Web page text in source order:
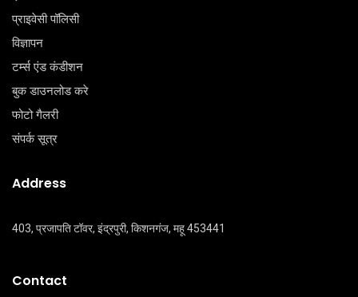
प्राइवेसी पॉलिसी
विज्ञापन
टर्म्स एंड कंडीशन
बुक डाउनलोड करे
फोटो गैलरी
संपर्क सूत्र
Address
403, प्रजापति टॉवर, इंद्रपुरी, किशनगंज, महू 453441
Contact